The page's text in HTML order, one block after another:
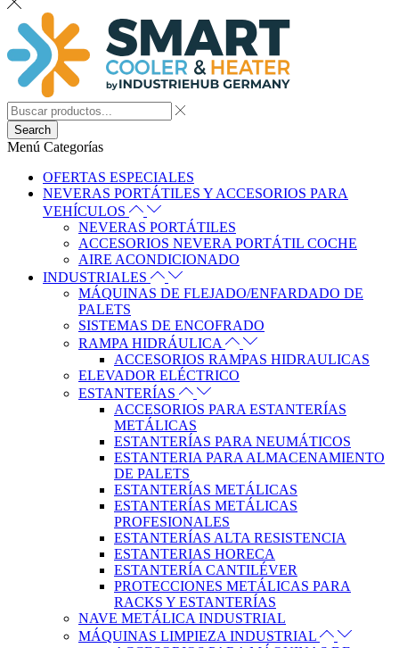
Search
Menú Categorías
OFERTAS ESPECIALES
NEVERAS PORTÁTILES Y ACCESORIOS PARA
VEHÍCULOS
NEVERAS PORTÁTILES
ACCESORIOS NEVERA PORTÁTIL COCHE
AIRE ACONDICIONADO
INDUSTRIALES
MÁQUINAS DE FLEJADO/ENFARDADO DE
PALETS
SISTEMAS DE ENCOFRADO
RAMPA HIDRÁULICA
ACCESORIOS RAMPAS HIDRAULICAS
ELEVADOR ELÉCTRICO
ESTANTERÍAS
ACCESORIOS PARA ESTANTERÍAS
METÁLICAS
ESTANTERÍAS PARA NEUMÁTICOS
ESTANTERIA PARA ALMACENAMIENTO
DE PALETS
ESTANTERÍAS METÁLICAS
ESTANTERÍAS METÁLICAS
PROFESIONALES
ESTANTERÍAS ALTA RESISTENCIA
ESTANTERIAS HORECA
ESTANTERÍA CANTILÉVER
PROTECCIONES METÁLICAS PARA
RACKS Y ESTANTERÍAS
NAVE METÁLICA INDUSTRIAL
MÁQUINAS LIMPIEZA INDUSTRIAL